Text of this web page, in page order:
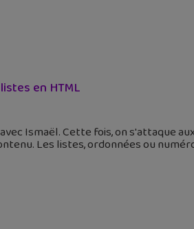
en HTML
Ismaël. Cette fois, on s'attaque
Les listes, ordonnées ou